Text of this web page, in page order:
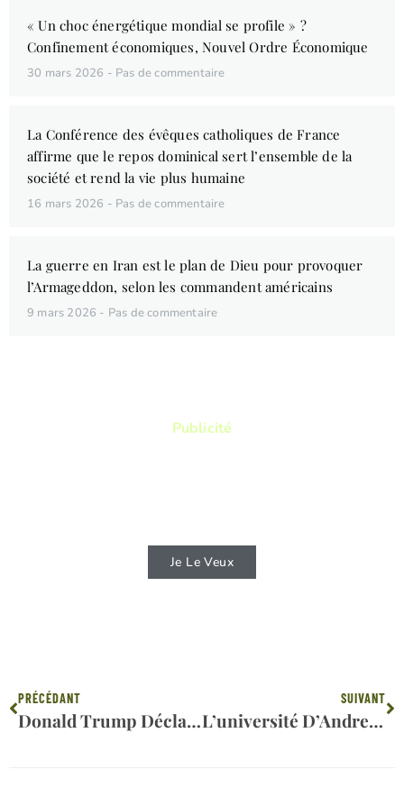
« Un choc énergétique mondial se profile » ?
Confinement économiques, Nouvel Ordre Économique
30 mars 2026 Pas de commentaire
La Conférence des évêques catholiques de France
affirme que le repos dominical sert l’ensemble de la
société et rend la vie plus humaine
16 mars 2026 Pas de commentaire
La guerre en Iran est le plan de Dieu pour provoquer
l’Armageddon, selon les commandent américains
9 mars 2026 Pas de commentaire
Publicité
Je Le Veux
Précédent
PRÉCÉDANT
Donald Trump Déclare Aux Membres Du Congrès Que Le Plan De Dieu Pour L’Amérique Se Réalisera Plus Tôt Que Plus Tard
SUIVANT
L’université D’Andrews Rejoint Le Programme Des Nations Unies Sur Le Changement Climatique